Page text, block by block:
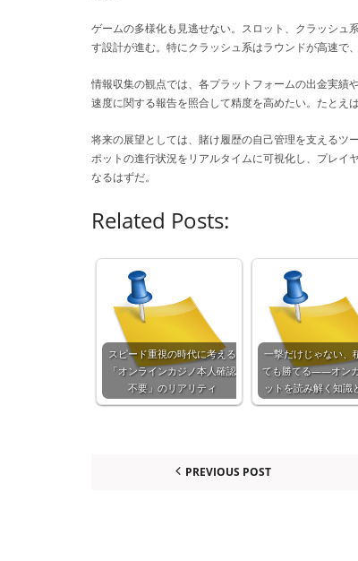
ゲームの多様化も見逃せない。スロット、クラッシュ
す設計が進む。特にクラッシュ系はラウンドが高速で
情報収集の観点では、各プラットフォームの出金実績
速度に関する報告を照合して精度を高めたい。たとえ
将来の展望としては、賭け履歴の自己管理を支えるツ
ポットの進行状況をリアルタイムに可視化し、プレイ
なるはずだ。
Related Posts:
スピード重視の時代に考える
「オンラインカジノ本人確認
不要」のリアリティ
一撃だけじゃない、
ても勝てる——オン
ットを読み解く知識
PREVIOUS POST